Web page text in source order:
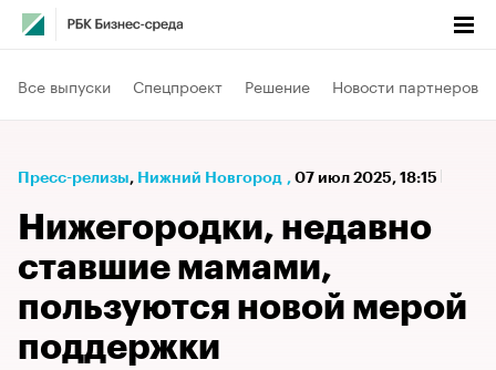
Все выпуски Спецпроект Решение Новости партнеров
Пресс-релизы⁠, Нижний Новгород , 07 июл 2025, 18:15
Нижегородки, недавно
ставшие мамами,
пользуются новой мерой
поддержки